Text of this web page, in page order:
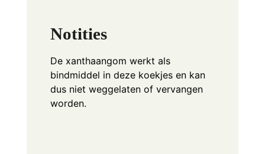
Notities
De xanthaangom werkt als
bindmiddel in deze koekjes en kan
dus niet weggelaten of vervangen
worden.